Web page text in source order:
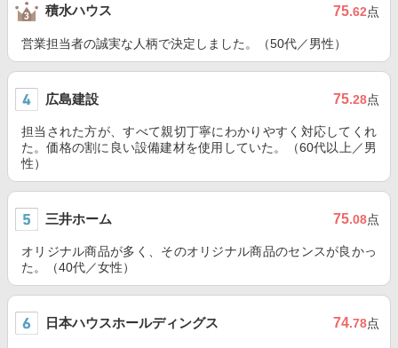
積水ハウス 75.62点
営業担当者の誠実な人柄で決定しました。（50代／男性）
広島建設 75.28点
担当された方が、すべて親切丁寧にわかりやすく対応してくれ
た。価格の割に良い設備建材を使用していた。（60代以上／男
性）
三井ホーム 75.08点
オリジナル商品が多く、そのオリジナル商品のセンスが良かっ
た。（40代／女性）
日本ハウスホールディングス 74.78点